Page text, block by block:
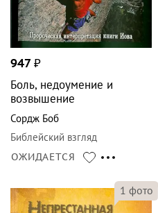
947 ₽
Боль, недоумение и
возвышение
Сордж Боб
Библейский взгляд
ОЖИДАЕТСЯ
1 фото